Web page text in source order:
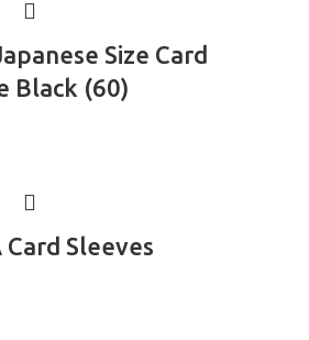
Size Card
Black (60)
Card Sleeves